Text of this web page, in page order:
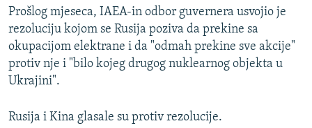
Prošlog mjeseca, IAEA-in odbor guvernera usvojio je
rezoluciju kojom se Rusija poziva da prekine sa
okupacijom elektrane i da "odmah prekine sve akcije"
protiv nje i "bilo kojeg drugog nuklearnog objekta u
Ukrajini".
Rusija i Kina glasale su protiv rezolucije.